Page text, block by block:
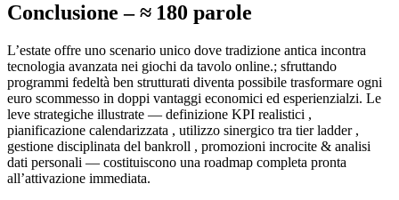
Conclusione – ≈ 180 parole
L’estate offre uno scenario unico dove tradizione antica incontra
tecnologia avanzata nei giochi da tavolo online.; sfruttando
programmi fedeltà ben strutturati diventa possibile trasformare ogni
euro scommesso in doppi vantaggi economici ed esperienzial­​​​​​​​zi​. Le
leve strategiche illustrate — definizione KPI realistici ,
pianificazione calendarizzata , utilizzo sinergico tra tier ladder ,
gestione disciplinata del bankroll , promozioni incroci­​​​​​​​te & analisi
dati personali — costituiscono una roadmap completa pronta
all’attivazione immediata.​